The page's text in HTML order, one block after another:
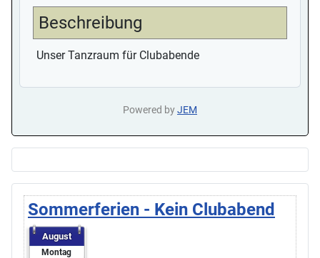
Beschreibung
Unser Tanzraum für Clubabende
Powered byJEM
Sommerferien - Kein Clubabend
August
Montag